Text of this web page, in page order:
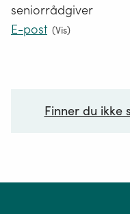
seniorrådgiver
E-post (Vis)
Finner du ikke